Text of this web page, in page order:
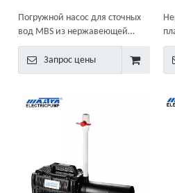
Погружной насос для сточных
вод MBS из нержавеющей
стали
Запрос цены